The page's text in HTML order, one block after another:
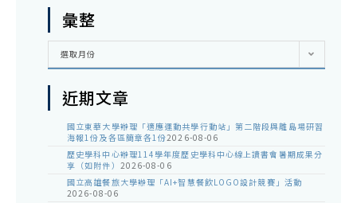
彙整
彙
選取月份
近期文章
國立東華大學辦理「適應運動共學行動站」第二階段與離島場研習
海報1份及各區簡章各1份2026-08-06
歷史學科中心辦理114學年度歷史學科中心線上讀書會暑期成果分
享（如附件） 2026-08-06
國立高雄餐旅大學辦理「AI+智慧餐飲LOGO設計競賽」活動
2026-08-06